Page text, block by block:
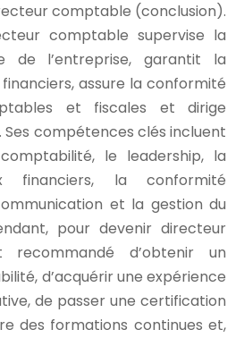
comptable (conclusion).
comptable supervise la
de l’entreprise, garantit la
assure la conformité
et fiscales et dirige
Ses compétences clés incluent
le leadership, la
financiers, la conformité
et la gestion du
pour devenir directeur
d’obtenir un
d’acquérir une expérience
de passer une certification
des formations continues et,